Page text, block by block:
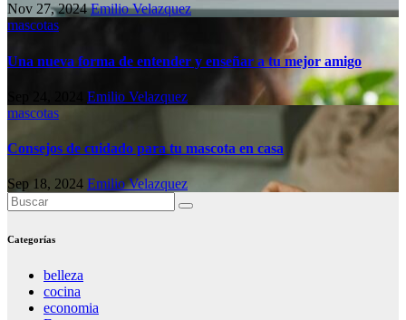
Nov 27, 2024Emilio Velazquez
mascotas
Una nueva forma de entender y enseñar a tu mejor amigo
Emilio Velazquez
mascotas
Consejos de cuidado para tu mascota en casa
Sep 18, 2024 Emilio Velazquez
Categorías
belleza
cocina
economia